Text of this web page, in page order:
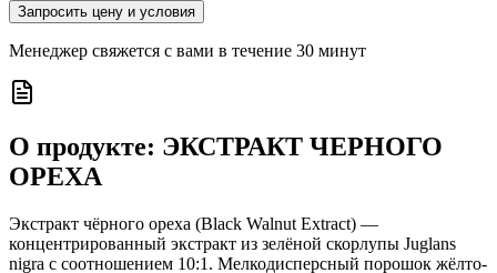
Запросить цену и условия
Менеджер свяжется с вами в течение 30 минут
О продукте: ЭКСТРАКТ ЧЕРНОГО
ОРЕХА
Экстракт чёрного ореха (Black Walnut Extract) —
концентрированный экстракт из зелёной скорлупы Juglans
nigra с соотношением 10:1. Мелкодисперсный порошок жёлто-